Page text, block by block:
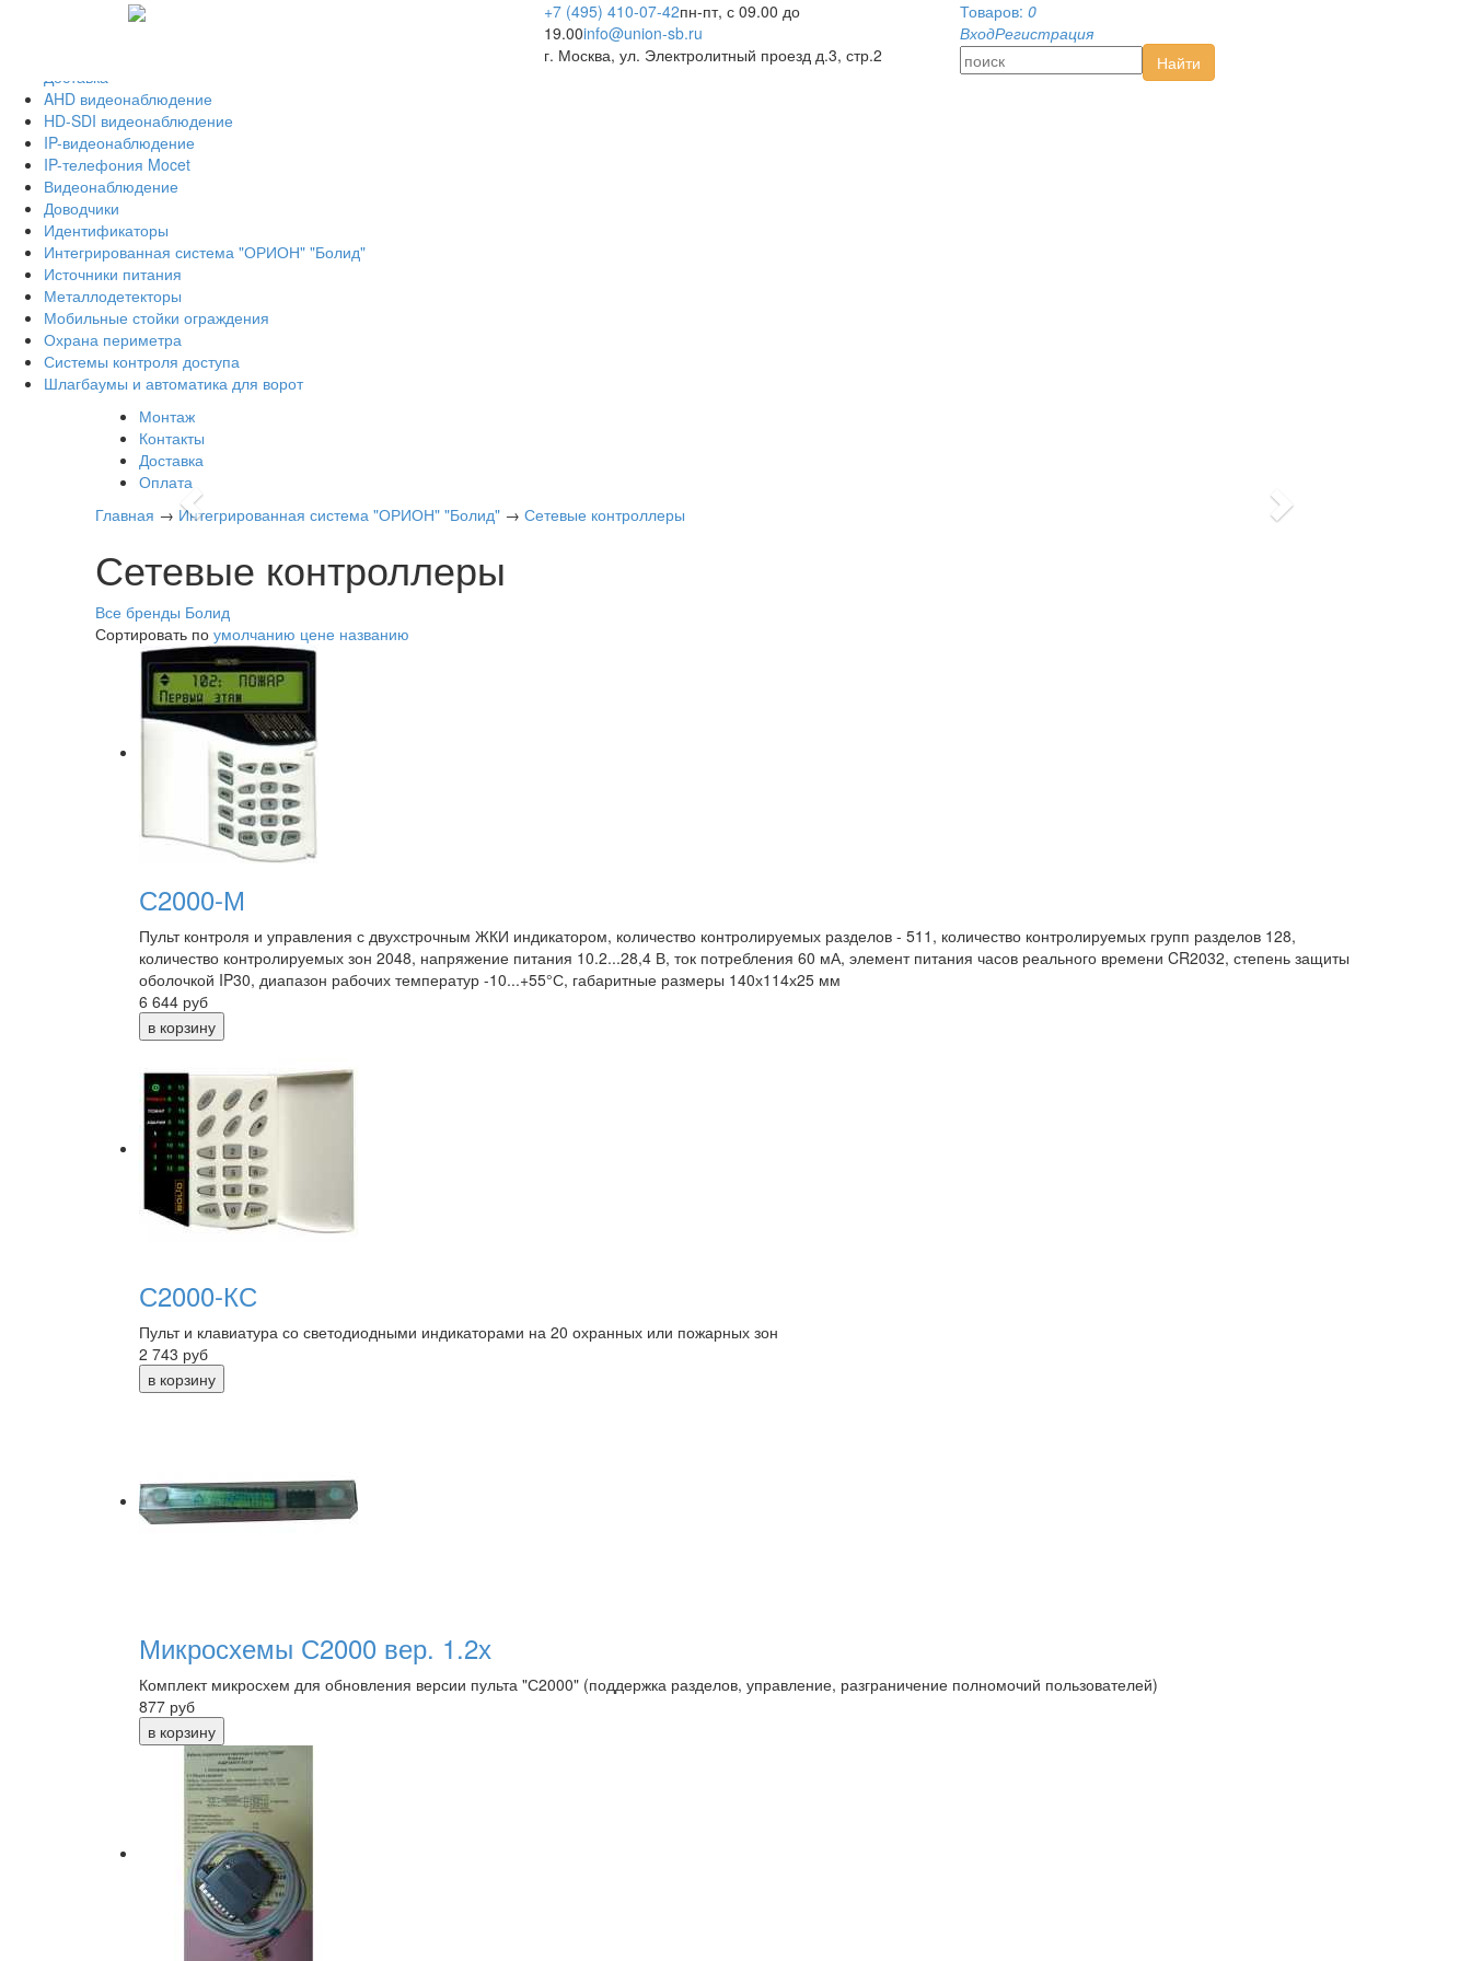
Доставка
AHD видеонаблюдение
HD-SDI видеонаблюдение
IP-видеонаблюдение
IP-телефония Mocet
Видеонаблюдение
Доводчики
Идентификаторы
Интегрированная система "ОРИОН" "Болид"
Источники питания
Металлодетекторы
Мобильные стойки ограждения
Охрана периметра
Системы контроля доступа
Шлагбаумы и автоматика для ворот
+7 (495) 410-07-42пн-пт, с 09.00 до
19.00info@union-sb.ru
г. Москва, ул. Электролитный проезд д.3, стр.2
Товаров: 0
ВходРегистрация
Найти
Монтаж
Контакты
Доставка
Оплата
Previous Next
Главная → Интегрированная система "ОРИОН" "Болид" → Сетевые контроллеры
Сетевые контроллеры
Все бренды Болид
Сортировать по умолчанию цене названию
С2000-М
Пульт контроля и управления с двухстрочным ЖКИ индикатором, количество контролируемых разделов - 511, количество контролируемых групп разделов 128,
количество контролируемых зон 2048, напряжение питания 10.2...28,4 В, ток потребления 60 мА, элемент питания часов реального времени CR2032, степень защиты
оболочкой IP30, диапазон рабочих температур -10...+55°С, габаритные размеры 140х114х25 мм
6 644 руб
С2000-КС
Пульт и клавиатура со светодиодными индикаторами на 20 охранных или пожарных зон
2 743 руб
Микросхемы С2000 вер. 1.2х
Комплект микросхем для обновления версии пульта "С2000" (поддержка разделов, управление, разграничение полномочий пользователей)
877 руб